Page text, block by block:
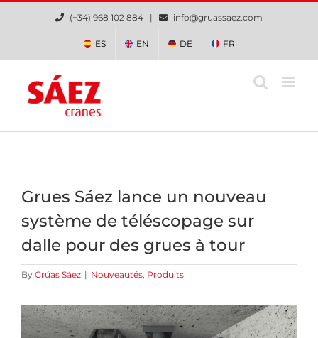
Skip
(+34) 968 102 884 | info@gruassaez.com
ES EN DE FR
Grues Sáez lance un nouveau
système de téléscopage sur
dalle pour des grues à tour
By Grúas Sáez | Nouveautés, Produits